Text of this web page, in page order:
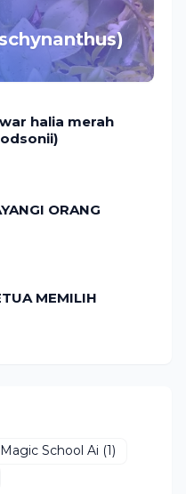
halia merah
ORANG
MEMILIH
Magic School Ai (1)